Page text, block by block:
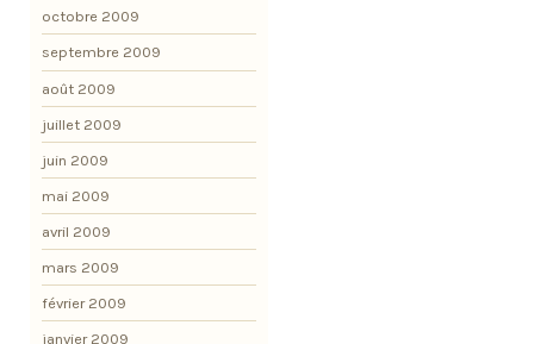
octobre 2009
septembre 2009
août 2009
juillet 2009
juin 2009
mai 2009
avril 2009
mars 2009
février 2009
janvier 2009